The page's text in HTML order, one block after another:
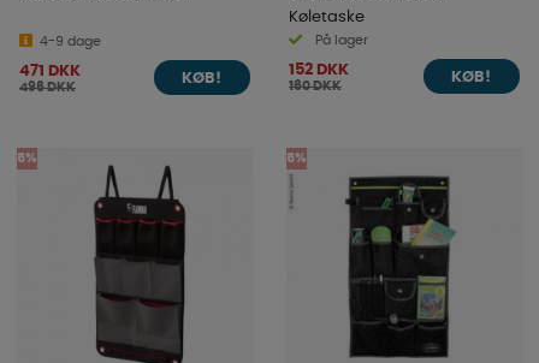
4-9 dage
471 DKK
496 DKK
KØB!
Køletaske
På lager
152 DKK
160 DKK
KØB!
5% 5%